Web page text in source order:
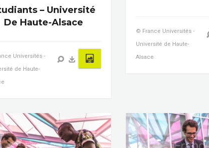
– Université
De Haute-Alsace
Universités -
de Haute-
© France Universités -
Université de Haute-
Alsace